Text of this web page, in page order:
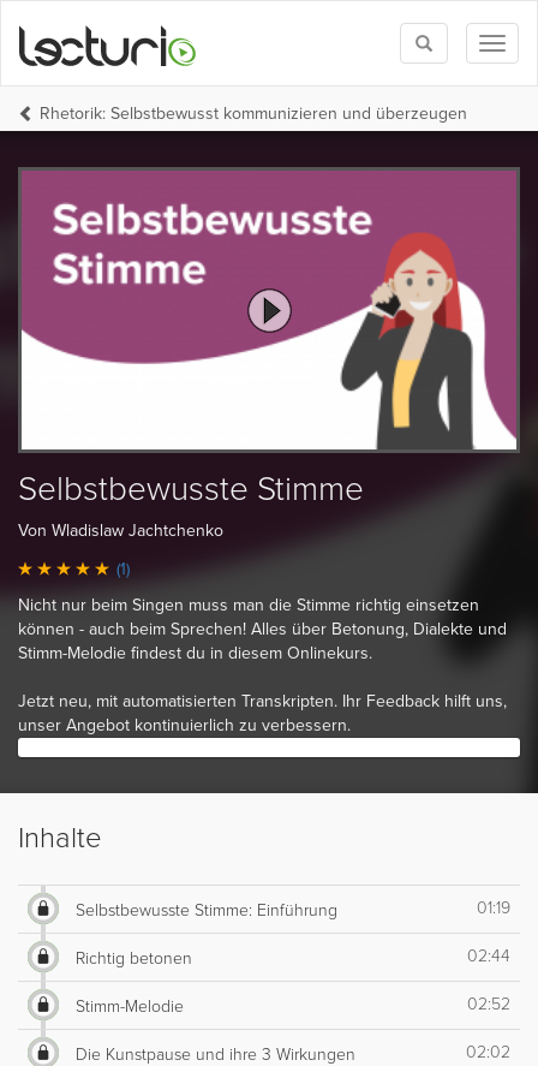
Toggle
search
Rhetorik: Selbstbewusst kommunizieren und überzeugen
Selbstbewusste Stimme
Von Wladislaw Jachtchenko
(1)
Nicht nur beim Singen muss man die Stimme richtig einsetzen
können - auch beim Sprechen! Alles über Betonung, Dialekte und
Stimm-Melodie findest du in diesem Onlinekurs.
Jetzt neu, mit automatisierten Transkripten. Ihr Feedback hilft uns,
unser Angebot kontinuierlich zu verbessern.
Inhalte
Selbstbewusste Stimme: Einführung 01:19
Richtig betonen 02:44
Stimm-Melodie 02:52
Die Kunstpause und ihre 3 Wirkungen 02:02